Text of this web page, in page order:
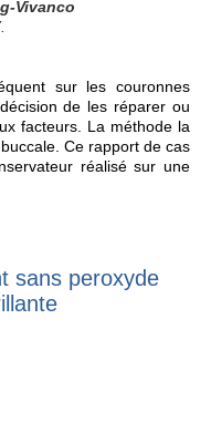
Vivanco
sur les couronnes
de les réparer ou
facteurs. La méthode la
Ce rapport de cas
réalisé sur une
sans peroxyde